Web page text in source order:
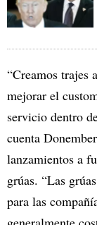
“Creamos trajes
mejorar el
servicio dentro
cuenta
lanzamientos a
grúas. “Las
para las